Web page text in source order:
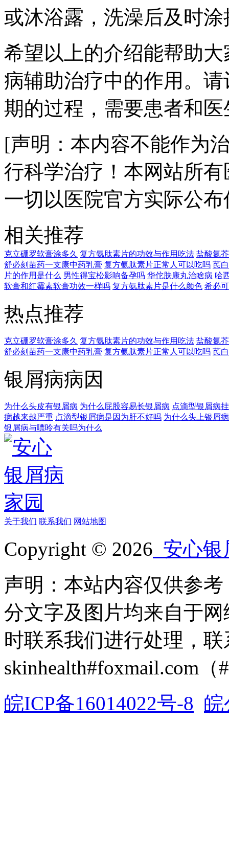
或沐浴露，洗澡后及时
希望以上的介绍能帮助
病辅助治疗中的作用。
期的过程，需要患者和
[声明：本内容不能作为
行科学治疗！本网站所
一切以医院官方实际公
相关推荐
克立硼罗软膏涂多久 复方氨肽素片的功效与作用吃法 盐酸氮
舒必刻苗药一支康中药乳膏 复方氨肽素片正常人可以吃吗 芪
片的作用是什么 男性得宝松影响备孕吗 华佗肤康丸治啥病 哈
软膏和红霉素软膏功效一样吗 复方氨肽素片是什么颜色 希必
热点推荐
克立硼罗软膏涂多久 复方氨肽素片的功效与作用吃法 盐酸氮
舒必刻苗药一支康中药乳膏 复方氨肽素片正常人可以吃吗 芪
银屑病病因
为什么头皮有银屑病 为什么屁股容易长银屑病 点滴型银屑病
病越来越严重 点滴型银屑病是因为肝不好吗 为什么头上银屑
银屑病与嘌呤有关吗为什么
关于我们 联系我们 网站地图
Copyright © 2026 安心银
声明：本站内容仅供参
分文字及图片均来自于
时联系我们进行处理，
skinhealth#foxmail.com（
皖ICP备16014022号-8 皖